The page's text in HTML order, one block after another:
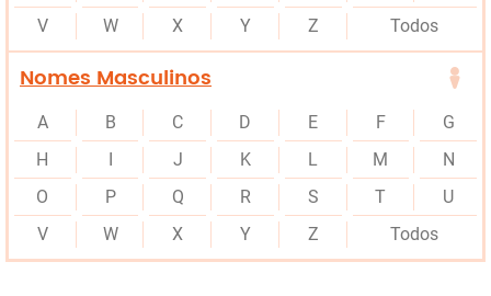
V
W X Y Z Todos
Nomes Masculinos
A B C D E F
G
H
I J K L M
N
O
P Q R S T
U
V
W X Y Z Todos